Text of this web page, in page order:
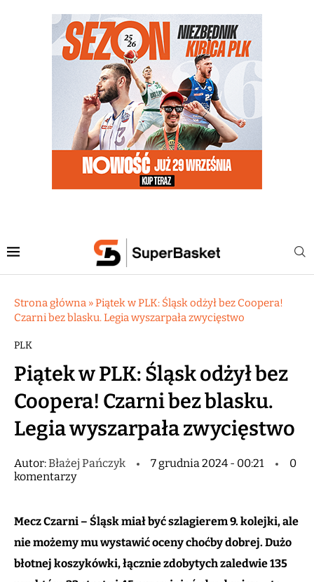
Strona główna »Piątek w PLK: Śląsk odżył bez Coopera!
Czarni bez blasku. Legia wyszarpała zwycięstwo
PLK
Piątek w PLK: Śląsk odżył bez
Coopera! Czarni bez blasku.
Legia wyszarpała zwycięstwo
Autor:Błażej Pańczyk 7 grudnia 2024 - 00:21
0
komentarzy
Mecz Czarni – Śląsk miał być szlagierem 9. kolejki, ale
nie możemy mu wystawić oceny choćby dobrej. Dużo
błotnej koszykówki, łącznie zdobytych zaledwie 135